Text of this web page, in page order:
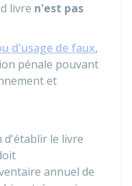
livre n'est pas
d'usage de faux,
pénale pouvant
et
d'établir le livre
annuel de